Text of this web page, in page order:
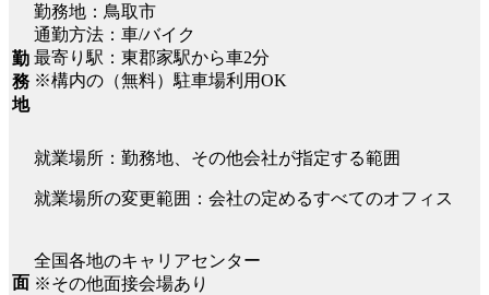
勤
務
地
勤務地：鳥取市
通勤方法：車/バイク
最寄り駅：東郡家駅から車2分
※構内の（無料）駐車場利用OK
就業場所：勤務地、その他会社が指定する範囲
就業場所の変更範囲：会社の定めるすべてのオフィス
面
全国各地のキャリアセンター
※その他面接会場あり